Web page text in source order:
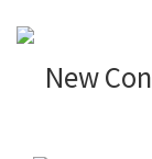
New